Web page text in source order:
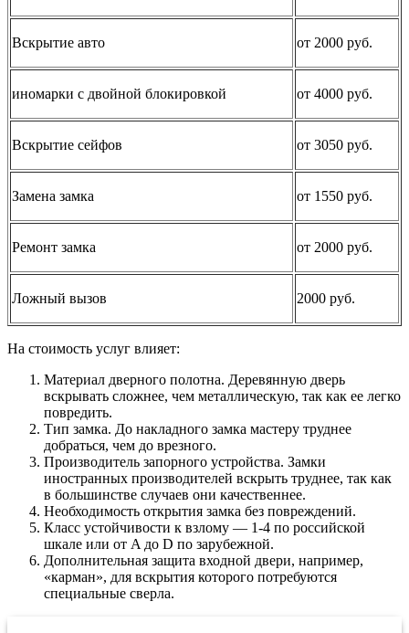
Вскрытие авто от 2000 руб.
иномарки с двойной блокировкой от 4000 руб.
Вскрытие сейфов от 3050 руб.
Замена замка от 1550 руб.
Ремонт замка от 2000 руб.
Ложный вызов 2000 руб.
На стоимость услуг влияет:
Материал дверного полотна. Деревянную дверь
вскрывать сложнее, чем металлическую, так как ее легко
повредить.
Тип замка. До накладного замка мастеру труднее
добраться, чем до врезного.
Производитель запорного устройства. Замки
иностранных производителей вскрыть труднее, так как
в большинстве случаев они качественнее.
Необходимость открытия замка без повреждений.
Класс устойчивости к взлому — 1-4 по российской
шкале или от A до D по зарубежной.
Дополнительная защита входной двери, например,
«карман», для вскрытия которого потребуются
специальные сверла.